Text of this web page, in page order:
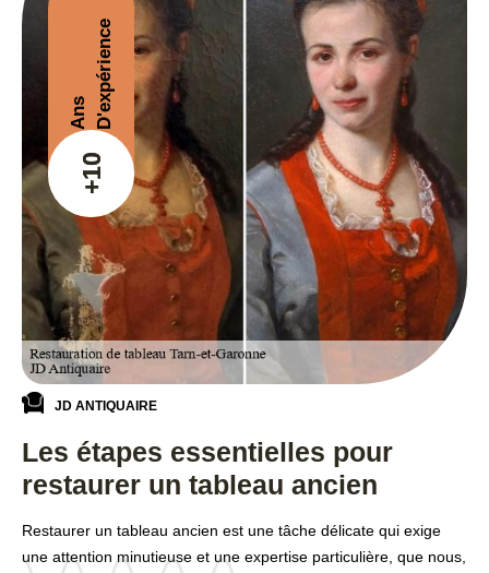
+10
Ans D'expérience
JD ANTIQUAIRE
Les étapes essentielles pour
restaurer un tableau ancien
Restaurer un tableau ancien est une tâche délicate qui exige
une attention minutieuse et une expertise particulière, que nous,